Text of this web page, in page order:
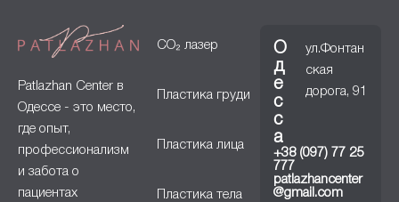
Patlazhan Center в
Одессе - это место,
где опыт,
профессионализм
и забота о
пациентах
CO₂ лазер
Пластика груди
Пластика лица
Пластика тела
О
д
е
с
с
а
ул.Фонтан
ская
дорога, 91
+38 (097) 77 25
777
patlazhancenter
@gmail.com